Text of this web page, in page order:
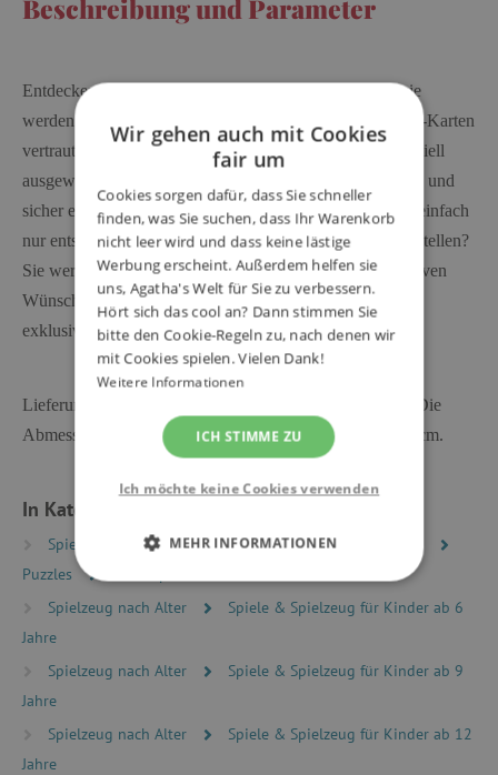
Beschreibung und Parameter
Entdecken Sie Illustrationen
uf neue Art und Weise - sie
werden Sie zum Träumen bringen. Egal, ob Sie mit Dixit-Karten
vertraut sind oder nicht, das Zusammenstellen dieser speziell
ausgewählten Illustrationen wird Ihnen viel Spaß machen und
sicher eine tolle Atmosphäre schaffen. Möchten Sie sich einfach
nur entspannen oder sich einer großen Herausforderung stellen?
Sie werden sicher ein Dixit-Puzzle finden, das Ihre kreativen
Wünsche erfüllt. Das Set enthält auch eine Dixit-Karte -
exklusiv für jedes Modell.
Lieferumfang: 500 Puzzleteile, 1 exklusive Dixit-Karte. Die
Abmessungen der Verpackung betragen 29 x 20,3 x 5,2 cm.
In Kategorien eingeteilt
Spielzeug nach Typ
Puzzles, Mosaike, Steckpuzzles
Puzzles
Spielzeug nach Alter
Spiele & Spielzeug für Kinder ab 6
Jahre
Spielzeug nach Alter
Spiele & Spielzeug für Kinder ab 9
Jahre
Spielzeug nach Alter
Spiele & Spielzeug für Kinder ab 12
Jahre
Wir gehen auch mit Cookies
fair um
Cookies sorgen dafür, dass Sie schneller
finden, was Sie suchen, dass Ihr Warenkorb
nicht leer wird und dass keine lästige
Werbung erscheint. Außerdem helfen sie
uns, Agatha's Welt für Sie zu verbessern.
Hört sich das cool an? Dann stimmen Sie
bitte den Cookie-Regeln zu, nach denen wir
mit Cookies spielen. Vielen Dank!
Weitere Informationen
ICH STIMME ZU
Ich möchte keine Cookies verwenden
MEHR INFORMATIONEN
UNBEDINGT ERFORDERLICH
FUNKTIONALITÄT